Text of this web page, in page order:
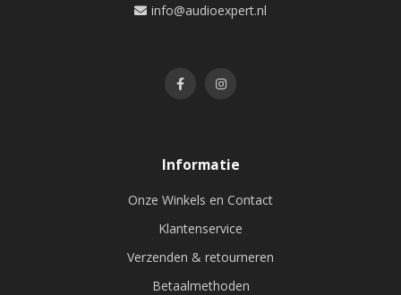
info@audioexpert.nl
Informatie
Onze Winkels en Contact
Klantenservice
Verzenden & retourneren
Betaalmethoden